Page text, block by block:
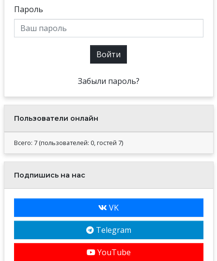
Пароль
Войти
Забыли пароль?
Пользователи онлайн
Всего: 7 (пользователей: 0, гостей 7)
Подпишись на нас
VK
Telegram
YouTube